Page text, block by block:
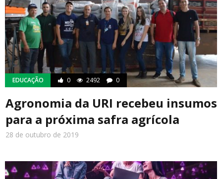
EDUCAÇÃO 0 2492 0
Agronomia da URI recebeu insumos
para a próxima safra agrícola
28 de outubro de 2019